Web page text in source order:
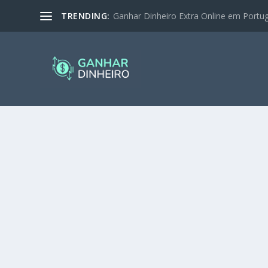
TRENDING: Ganhar Dinheiro Extra Online em